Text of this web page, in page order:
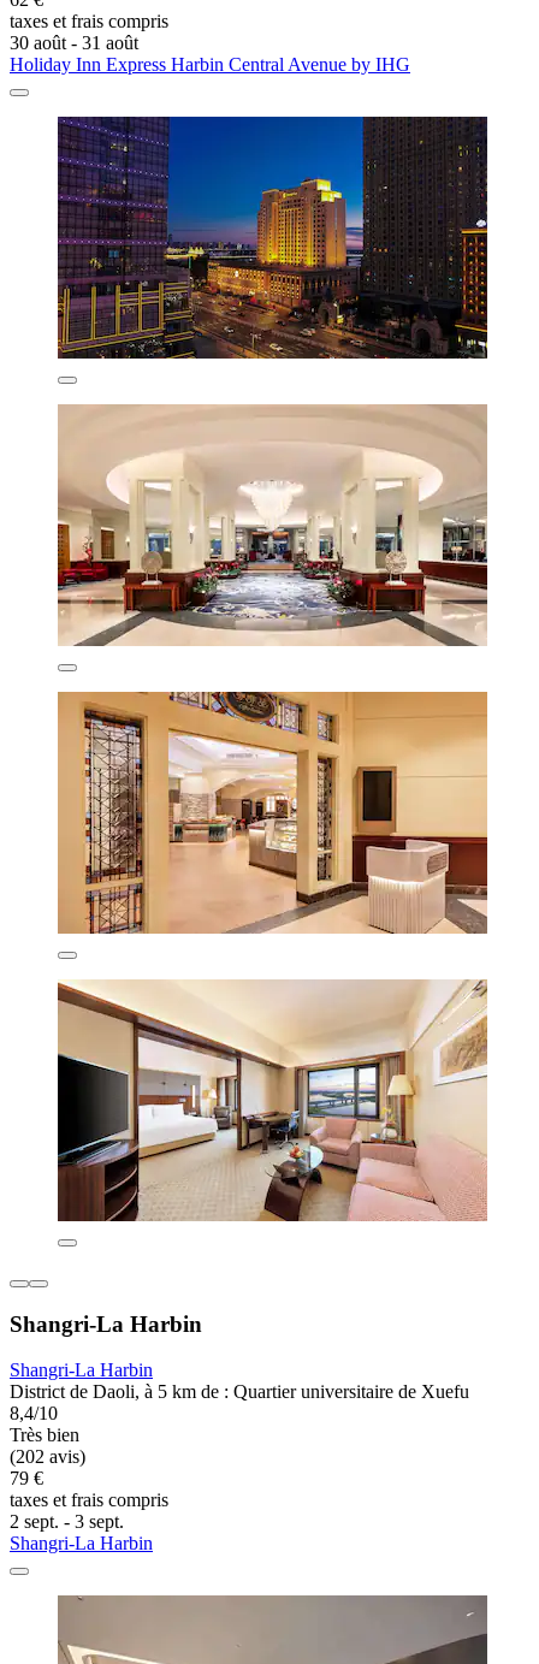
taxes et frais compris
30 août - 31 août
Holiday Inn Express Harbin Central Avenue by IHG
Shangri-La Harbin
Shangri-La Harbin
District de Daoli, à 5 km de : Quartier universitaire de Xuefu
8,4/10
Très bien
(202 avis)
79 €
taxes et frais compris
2 sept. - 3 sept.
Shangri-La Harbin